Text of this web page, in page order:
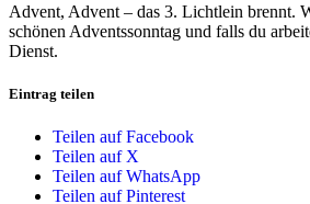
Advent, Advent – das 3. Lichtlein brennt.
schönen Adventssonntag und falls du
Dienst.
Eintrag teilen
Teilen auf Facebook
Teilen auf X
Teilen auf WhatsApp
Teilen auf Pinterest